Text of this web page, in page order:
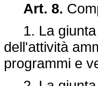
Art. 8.
1. La giunta
dell'attività
programmi e